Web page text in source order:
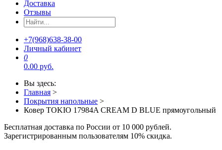
Доставка
Отзывы
+7(968)638-38-00
Личный кабинет
0
0.00 руб.
Вы здесь:
Главная >
Покрытия напольные >
Ковер TOKIO 17984A CREAM D BLUE прямоугольный
Бесплатная доставка по России от 10 000 рублей.
Зарегистрированным пользователям 10% скидка.